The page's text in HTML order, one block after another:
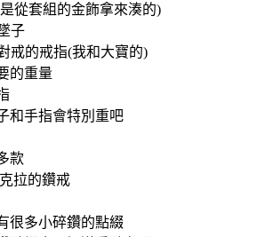
從套組的金飾拿來湊的)
子
戒的戒指(我和大寶的)
的重量
和手指會特別重吧
款
拉的鑽戒
很多小碎鑽的點綴